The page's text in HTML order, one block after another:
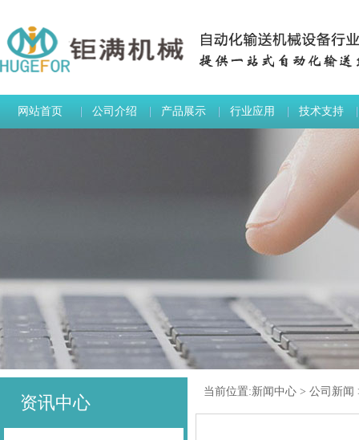
网站首页 公司介绍 产品展示 行业应用 技术支持
资讯中心
当前位置:新闻中心 > 公司新闻